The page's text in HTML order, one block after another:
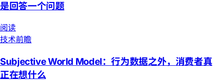
是回答一个问题
阅读
技术前瞻
Subjective World Model：行为数据之外，消费者真
正在想什么